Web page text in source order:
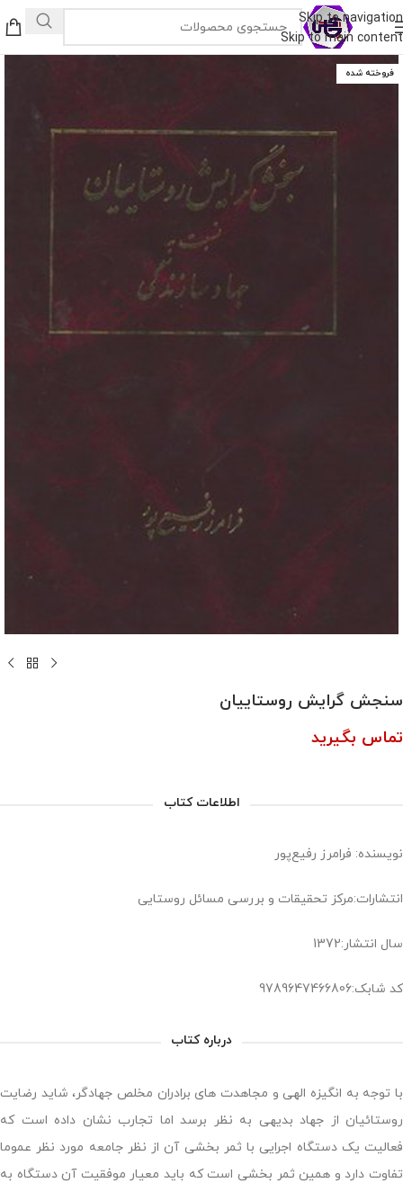
Skip to navigation
Skip to main content
فروخته شده
سنجش گرایش روستاییان
تماس بگیرید
اطلاعات کتاب
نویسنده: فرامرز رفیع‌پور
انتشارات:مرکز تحقیقات و بررسی مسائل روستایی
سال انتشار:1372
کد شابک:9789647466806
درباره کتاب
با توجه به انگیزه الهی و مجاهدت های برادران مخلص جهادگر، شاید رضایت
روستائیان از جهاد بدیهی به نظر برسد اما تجارب نشان داده است که
فعالیت یک دستگاه اجرایی با ثمر بخشی آن از نظر جامعه مورد نظر عموما
تفاوت دارد و همین ثمر بخشی است که باید معیار موفقیت آن دستگاه به